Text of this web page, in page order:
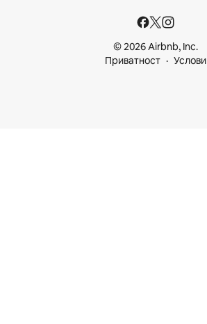
© 2026 Airbnb, Inc.
Приватност
Услови